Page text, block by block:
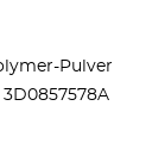
Pulver